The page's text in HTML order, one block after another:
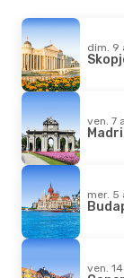
dim. 9
ven. 7
mer. 5
ven.